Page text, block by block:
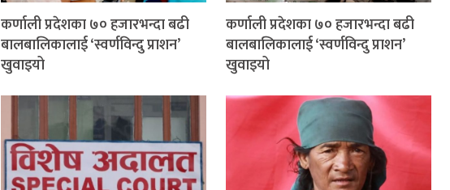
कर्णाली प्रदेशका ७० हजारभन्दा बढी
बालबालिकालाई ‘स्वर्णविन्दु प्राशन’
खुवाइयो
कर्णाली प्रदेशका ७० हजारभन्दा बढी
बालबालिकालाई ‘स्वर्णविन्दु प्राशन’
खुवाइयो